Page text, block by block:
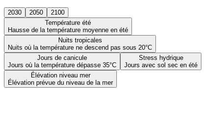
2030 2050
2100
Température été
Hausse de la température moyenne en été
Nuits tropicales
Nuits où la température ne descend pas sous 20°C
Jours de canicule
Jours où la température dépasse 35°C
Stress hydrique
Jours avec sol sec en été
Élévation niveau mer
Élévation prévue du niveau de la mer